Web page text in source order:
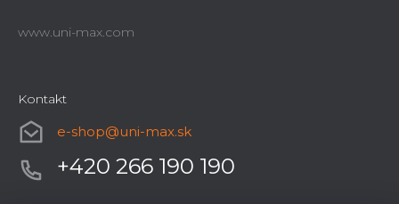
www.uni-max.com
Kontakt
e-shop@uni-max.sk
+420 266 190 190